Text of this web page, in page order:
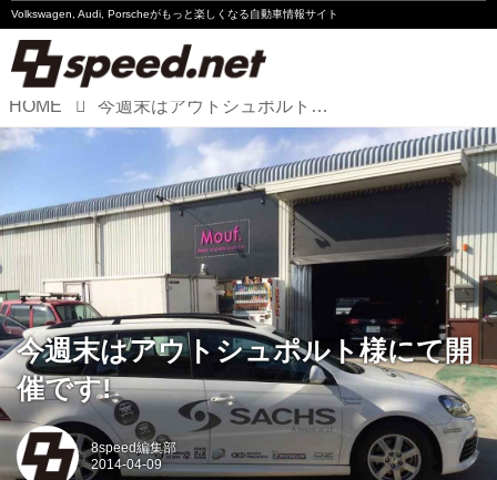
Volkswagen, Audi, Porscheがもっと楽しくなる自動車情報サイト
Volkswagen
Audi
Porsche
Motorsport
Essay
HOME 今週末はアウトシュポルト様にて開催です!
今週末はアウトシュポルト様にて開
催です!
8speed編集部